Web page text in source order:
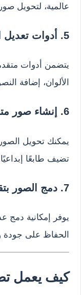
عالمية، لتحويل
5. أدوات تعديل احترافية
يتضمن أدوات
الألوان، إضافة
6. إنشاء صور متحركة وتأثيرات ديناميكية
تضيف طابعًا
7. دمج الصور بتقنية الطبقات
يوفر إمكانية
الحفاظ على
كيف يعمل